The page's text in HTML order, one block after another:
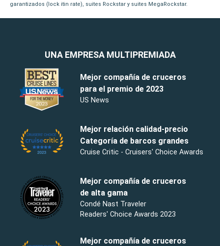
garantizados (lock itin rate), suites Rockstar y suites MegaRockstar.
UNA EMPRESA MULTIPREMIADA
Mejor compañía de cruceros
para el premio de 2023
US News
Mejor relación calidad-precio
Categoría de barcos grandes
Cruise Critic - Cruisers' Choice Awards
Mejor compañía de cruceros
de alta gama
Condé Nast Traveler
Readers' Choice Awards 2023
Mejor compañía de cruceros